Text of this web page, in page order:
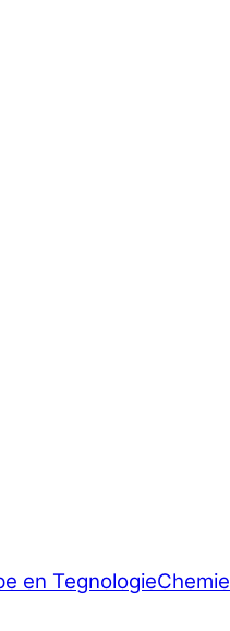
en TegnologieChemie